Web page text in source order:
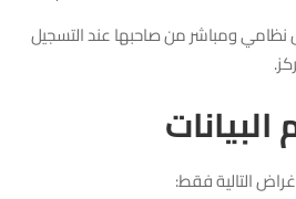
نظامي ومباشر من صاحبها عند التسجيل
التالية فقط: